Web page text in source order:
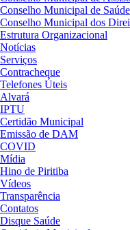
Conselho Municipal de Saúde
Conselho Municipal dos
Estrutura Organizacional
Notícias
Serviços
Contracheque
Telefones Úteis
Alvará
IPTU
Certidão Municipal
Emissão de DAM
COVID
Mídia
Hino de Piritiba
Vídeos
Transparência
Contatos
Disque Saúde